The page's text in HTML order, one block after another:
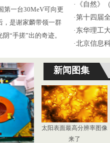
第一台30MeV可向更
，是谢家麟带领一群
“手搓”出的奇迹。
·
《自然》
·第十四届
· 东华理工
·北京信息
新闻图集
太阳表面最高分辨率图像
来了